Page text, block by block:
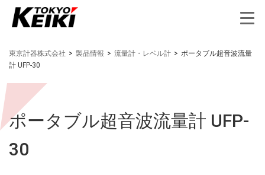
東京計器株式会社 > 製品情報 > 流量計・レベル計 > ポータブル超音波流量
計 UFP-30
ポータブル超音波流量計 UFP-
30